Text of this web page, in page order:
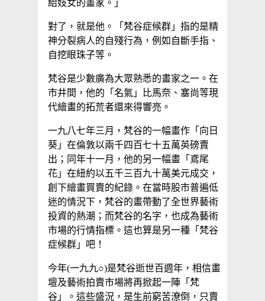
給妓女的畫家。」
對了，就是他。「梵谷症候群」指的是精
神分裂病人的自殘行為，例如自斷手指、
自挖眼珠子等。
梵谷是少數廣為大眾熟悉的畫家之一。在
市井間，他的「名氣」比馬奈、塞尚等現
代繪畫的拓荒者還來得響亮。
一九八七年三月，梵谷的一幅畫作「向日
葵」在倫敦以兩千四百七十五萬英磅賣
出；同年十一月，他的另一幅畫「鳶尾
花」在紐約以五千三百九十萬美元成交，
創下繪畫買賣的紀錄。在當時股市普遍低
迷的情況下，梵谷的畫帶動了全世界藝術
投資的熱潮；而梵谷的名字，也成為藝術
市場的行情指標。這也算是另一種「梵谷
症候群」吧！
今年(一九九○)是梵谷逝世百週年，相信畫
壇及藝術拍賣市場將再掀起一陣「梵
谷」。這些盛況，是生前窮苦潦倒，只賣